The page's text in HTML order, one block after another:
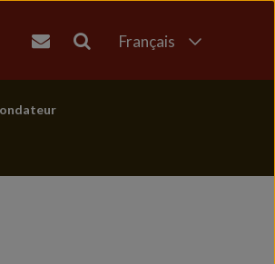
Français